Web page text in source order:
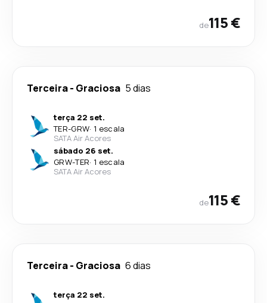
de115 €
Terceira- Graciosa 5 dias
terça 22 set.
TER-GRW· 1 escala
SATA Air Acores
sábado 26 set.
GRW-TER· 1 escala
SATA Air Acores
de115 €
Terceira- Graciosa 6 dias
terça 22 set.